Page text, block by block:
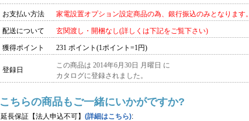
お支払い方法 家電設置オプション設定商品の為、銀行振込のみとなります。
配送について 玄関渡し・開梱なし(詳しくは下記をご覧下さい)
獲得ポイント 231 ポイント(1ポイント=1円)
登録日
この商品は 2014年6月30日 月曜日 に
カタログに登録されました。
こちらの商品もご一緒にいかがですか?
延長保証【法人申込不可】 (詳細はこちら):